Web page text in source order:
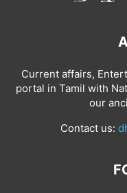
Current affairs,
portal in Tamil with
our
Contact us: